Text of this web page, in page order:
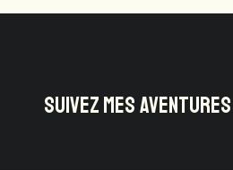
SUIVEZ MES